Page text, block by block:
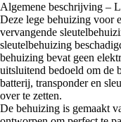
Algemene beschrijving –
Deze lege behuizing voor
vervangende
sleutelbehuizing
behuizing bevat geen
uitsluitend bedoeld om de
batterij, transponder en
over te zetten.
De behuizing is gemaakt